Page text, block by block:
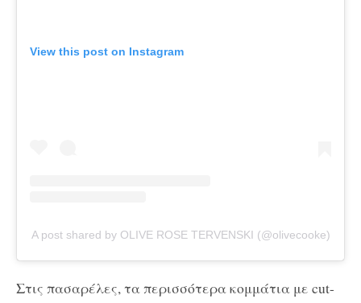
View this post on Instagram
A post shared by OLIVE ROSE TERVENSKI (@olivecooke)
Στις πασαρέλες, τα περισσότερα κομμάτια με cut-